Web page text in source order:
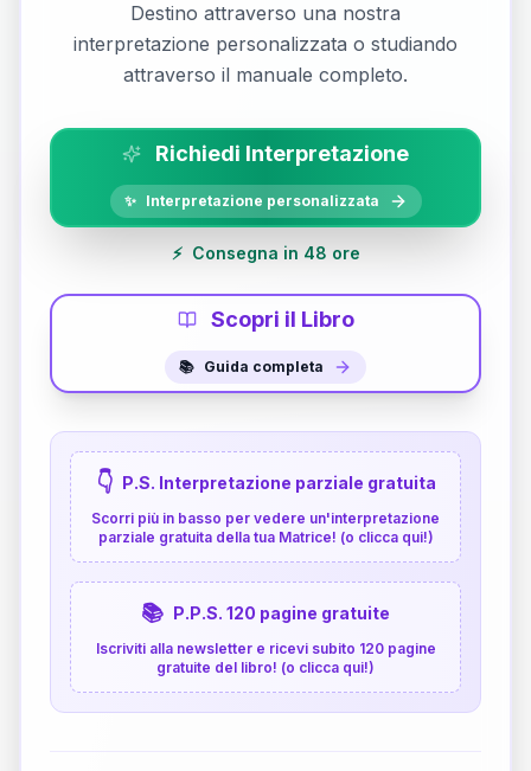
Destino attraverso una nostra
interpretazione personalizzata o studiando
attraverso il manuale completo.
Richiedi Interpretazione
✨ Interpretazione personalizzata
⚡ Consegna in 48 ore
Scopri il Libro
📚 Guida completa
👇 P.S. Interpretazione parziale gratuita
Scorri più in basso per vedere un'interpretazione
parziale gratuita della tua Matrice! (o clicca qui!)
📚 P.P.S. 120 pagine gratuite
Iscriviti alla newsletter e ricevi subito 120 pagine
gratuite del libro! (o clicca qui!)